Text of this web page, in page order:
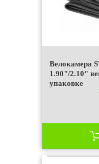
Велокамера
1.90"/2.10"
упаковке